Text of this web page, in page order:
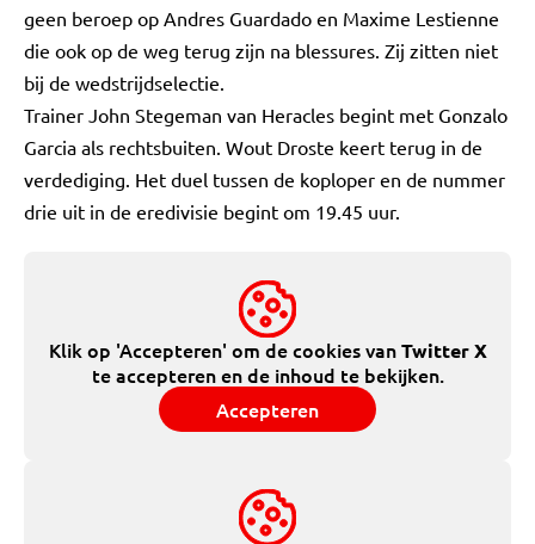
geen beroep op Andres Guardado en Maxime Lestienne
die ook op de weg terug zijn na blessures. Zij zitten niet
bij de wedstrijdselectie.
Trainer John Stegeman van Heracles begint met Gonzalo
Garcia als rechtsbuiten. Wout Droste keert terug in de
verdediging. Het duel tussen de koploper en de nummer
drie uit in de eredivisie begint om 19.45 uur.
Klik op 'Accepteren' om de cookies vanTwitter X
te accepteren en de inhoud te bekijken.
Accepteren